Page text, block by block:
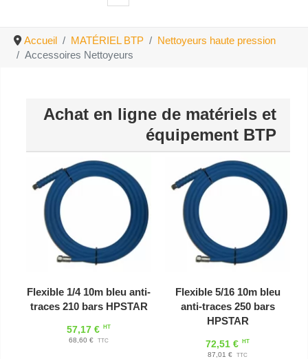
Accueil MATÉRIEL BTP
Nettoyeurs haute pression
Accessoires Nettoyeurs
Achat en ligne de matériels et
équipement BTP
Flexible 1/4 10m bleu anti-
traces 210 bars HPSTAR
57,17 € HT
68,60 € TTC
Flexible 5/16 10m bleu
anti-traces 250 bars
HPSTAR
72,51 € HT
87,01 € TTC